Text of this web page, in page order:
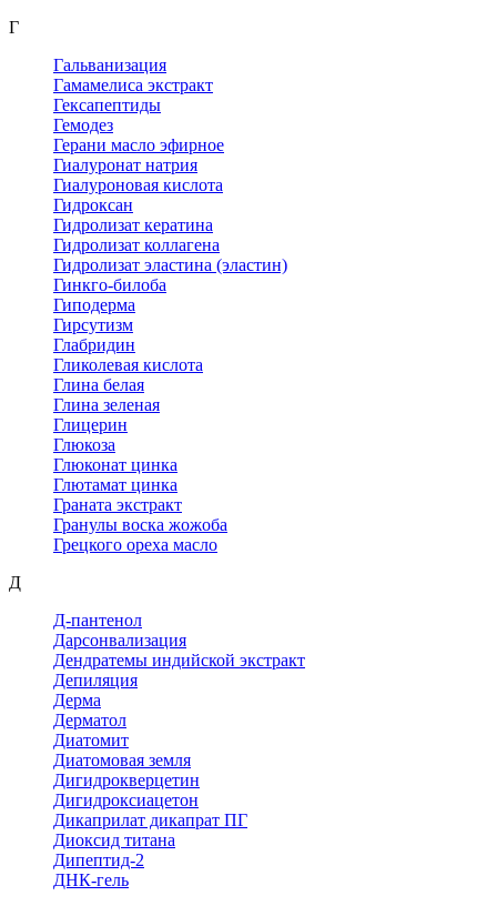
Г
Гальванизация
Гамамелиса экстракт
Гексапептиды
Гемодез
Герани масло эфирное
Гиалуронат натрия
Гиалуроновая кислота
Гидроксан
Гидролизат кератина
Гидролизат коллагена
Гидролизат эластина (эластин)
Гинкго-билоба
Гиподерма
Гирсутизм
Глабридин
Гликолевая кислота
Глина белая
Глина зеленая
Глицерин
Глюкоза
Глюконат цинка
Глютамат цинка
Граната экстракт
Гранулы воска жожоба
Грецкого ореха масло
Д
Д-пантенол
Дарсонвализация
Дендратемы индийской экстракт
Депиляция
Дерма
Дерматол
Диатомит
Диатомовая земля
Дигидрокверцетин
Дигидроксиацетон
Дикаприлат дикапрат ПГ
Диоксид титана
Дипептид-2
ДНК-гель